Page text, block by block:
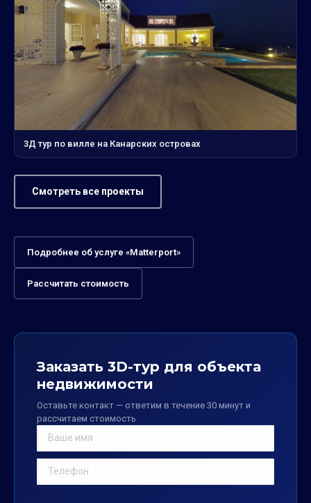
3Д тур по вилле на Канарских островах
Смотреть все проекты
Подробнее об услуге «Matterport»
Рассчитать стоимость
Заказать 3D-тур для объекта
недвижимости
Оставьте контакт — ответим в течение 30 минут и
рассчитаем стоимость